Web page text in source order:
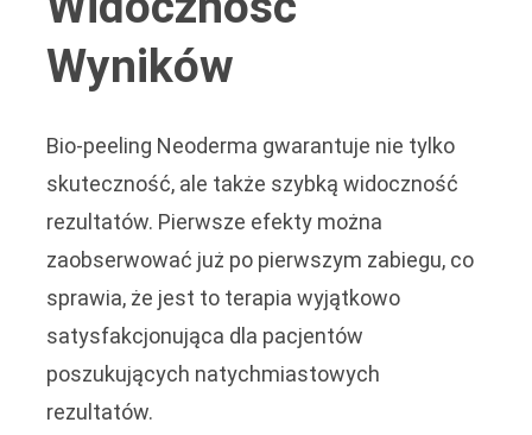
Wyników
Bio-peeling Neoderma gwarantuje nie tylko
skuteczność, ale także szybką widoczność
rezultatów. Pierwsze efekty można
zaobserwować już po pierwszym zabiegu, co
sprawia, że jest to terapia wyjątkowo
satysfakcjonująca dla pacjentów
poszukujących natychmiastowych
rezultatów.